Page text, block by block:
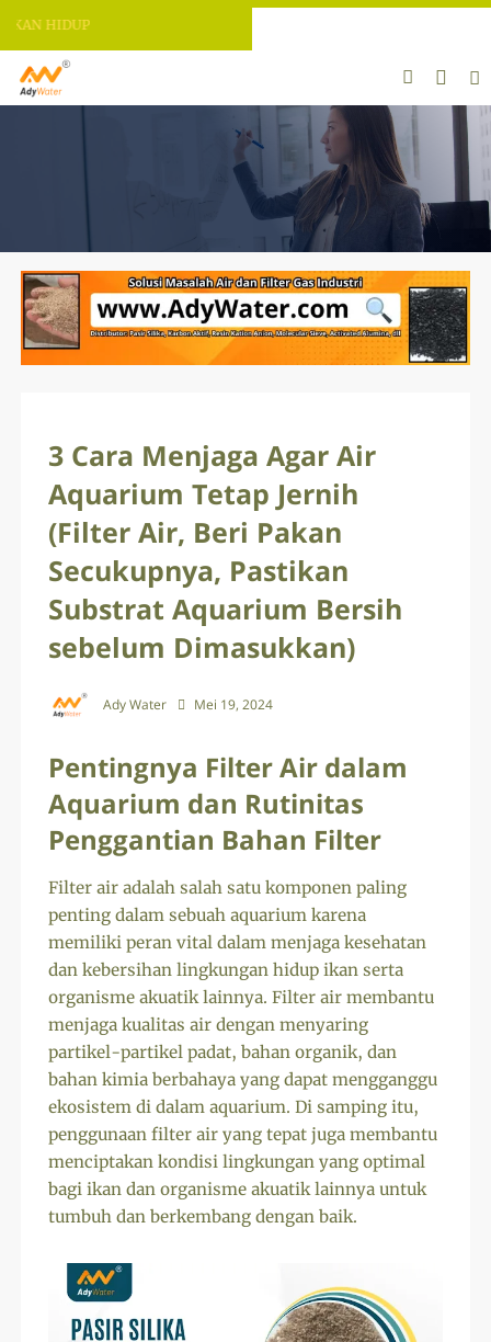
3 Cara Menjaga Agar Air
Aquarium Tetap Jernih
(Filter Air, Beri Pakan
Secukupnya, Pastikan
Substrat Aquarium Bersih
sebelum Dimasukkan)
Ady Water Mei 19, 2024
Pentingnya Filter Air dalam
Aquarium dan Rutinitas
Penggantian Bahan Filter
Filter air adalah salah satu komponen paling
penting dalam sebuah aquarium karena
memiliki peran vital dalam menjaga kesehatan
dan kebersihan lingkungan hidup ikan serta
organisme akuatik lainnya. Filter air membantu
menjaga kualitas air dengan menyaring
partikel-partikel padat, bahan organik, dan
bahan kimia berbahaya yang dapat mengganggu
ekosistem di dalam aquarium. Di samping itu,
penggunaan filter air yang tepat juga membantu
menciptakan kondisi lingkungan yang optimal
bagi ikan dan organisme akuatik lainnya untuk
tumbuh dan berkembang dengan baik.